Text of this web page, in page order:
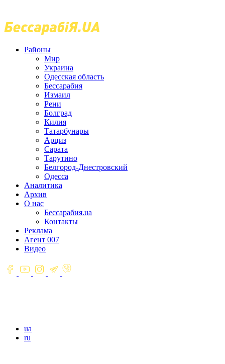
Районы
Мир
Украина
Одесская область
Бессарабия
Измаил
Рени
Болград
Килия
Татарбунары
Арциз
Сарата
Тарутино
Белгород-Днестровский
Одесса
Аналитика
Архив
О нас
Бессарабия.ua
Контакты
Реклама
Агент 007
Видео
ua
ru